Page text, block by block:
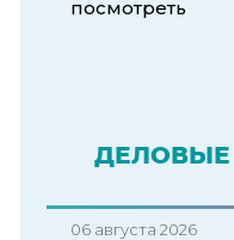
посмотреть
ДЕЛОВЫЕ
06 августа 2026